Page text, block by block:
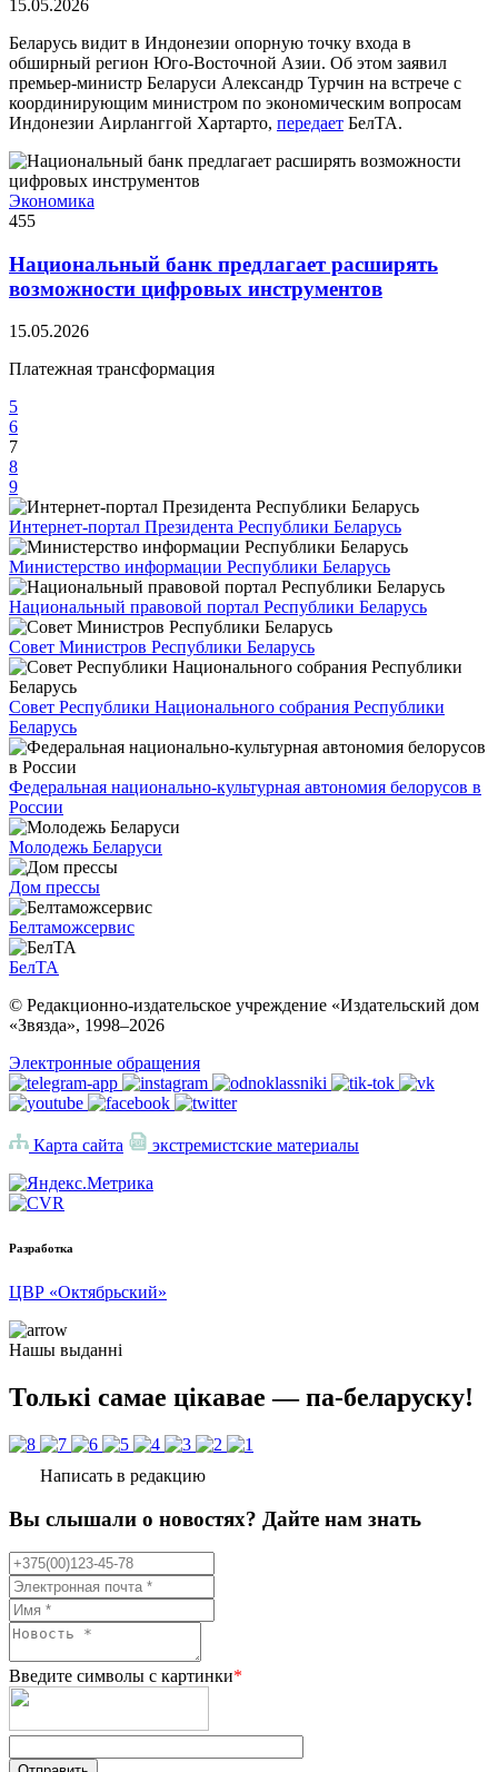
15.05.2026
Беларусь видит в Индонезии опорную точку входа в
обширный регион Юго-Восточной Азии. Об этом заявил
премьер-министр Беларуси Александр Турчин на встрече с
координирующим министром по экономическим вопросам
Индонезии Аирланггой Хартарто, передает БелТА.
Экономика
455
Национальный банк предлагает расширять
возможности цифровых инструментов
15.05.2026
Платежная трансформация
5
6
7
8
9
Интернет-портал Президента Республики Беларусь
Министерство информации Республики Беларусь
Национальный правовой портал Республики Беларусь
Совет Министров Республики Беларусь
Совет Республики Национального собрания Республики
Беларусь
Федеральная национально-культурная автономия белорусов в
России
Молодежь Беларуси
Дом прессы
Белтаможсервис
БелТА
© Редакционно-издательское учреждение «Издательский дом
«Звязда», 1998–2026
Электронные обращения
Карта сайта экстремистские материалы
Разработка
ЦВР «Октябрьский»
Нашы выданні
Толькі самае цікавае — па-беларуску!
Написать в редакцию
Вы слышали о новостях? Дайте нам знать
Введите символы с картинки*